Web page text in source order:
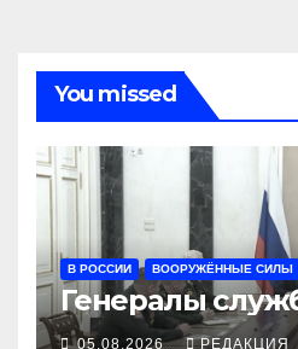
You missed
В РОССИИ ВООРУЖЁННЫЕ СИЛЫ
Генералы
05.08.2026 РЕДАКЦИЯ